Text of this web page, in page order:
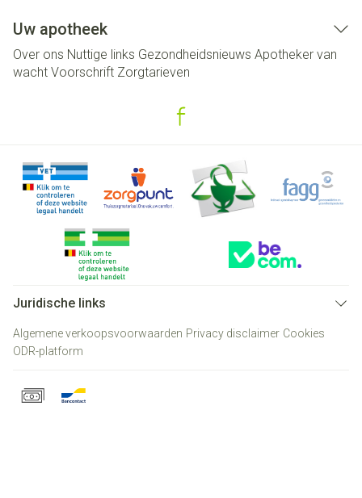
Uw apotheek
Over ons Nuttige links Gezondheidsnieuws Apotheker van
wacht Voorschrift Zorgtarieven
Juridische links
Algemene verkoopsvoorwaarden Privacy disclaimer Cookies
ODR-platform